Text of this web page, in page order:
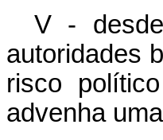
V -
autoridades
risco
advenha